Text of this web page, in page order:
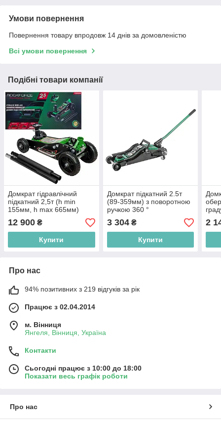
Умови повернення
Повернення товару впродовж 14 днів за домовленістю
Всі умови повернення
Подібні товари компанії
Домкрат гідравлічний
підкатний 2,5т (h min
155мм, h max 665мм)
ROCKFORCE RF-T830023
12 900 ₴
Купити
Домкрат підкатний 2.5т
(89-359мм) з поворотною
ручкою 360 °
ROCKFORCE RF-
T825010R
3 304₴
Купити
max
2
Про нас
94% позитивних з 219 відгуків за рік
Працює з 02.04.2014
м. Вінниця
Янгеля, Вінниця, Україна
Контакти
Сьогодні працює з 10:00 до 18:00
Показати весь графік роботи
Про нас